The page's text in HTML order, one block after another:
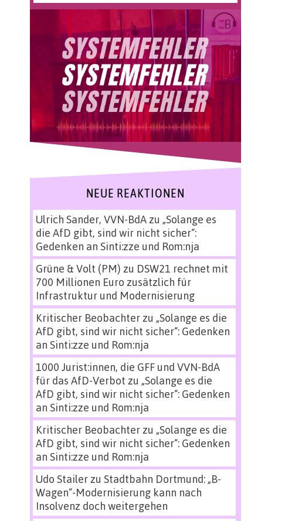
NEUE REAKTIONEN
Ulrich Sander, VVN-BdAzu „Solange es
die AfD gibt, sind wir nicht sicher“:
Gedenken an Sinti:zze und Rom:nja
Grüne & Volt (PM) zu DSW21 rechnet mit
700 Millionen Euro zusätzlich für
Infrastruktur und Modernisierung
Kritischer Beobachterzu „Solange es die
AfD gibt, sind wir nicht sicher“: Gedenken
an Sinti:zze und Rom:nja
1000 Jurist:innen, die GFF und VVN-BdA
für das AfD-Verbot zu „Solange es die
AfD gibt, sind wir nicht sicher“: Gedenken
an Sinti:zze und Rom:nja
Kritischer Beobachterzu „Solange es die
AfD gibt, sind wir nicht sicher“: Gedenken
an Sinti:zze und Rom:nja
Udo Stailerzu Stadtbahn Dortmund: „B-
Wagen“-Modernisierung kann nach
Insolvenz doch weitergehen